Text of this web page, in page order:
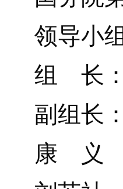
领导小组
组 长：
副组长
康 义